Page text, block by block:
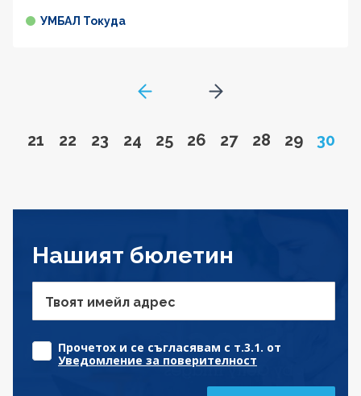
УМБАЛ Токуда
GoToPreviousPage
Go to page
21 Go to page
22 Go to page
23 Go to page
24 Go to page
25 Go to page
26 Go to page
27 Go to page
28 Go to
29 Page
30
Go to next page
Нашият бюлетин
Твоят имейл адрес
Прочетох и се съгласявам с т.3.1. от
Уведомление за поверителност